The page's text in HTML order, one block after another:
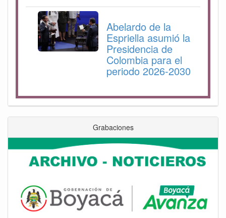
Abelardo de la
Espriella asumió la
Presidencia de
Colombia para el
periodo 2026-2030
Grabaciones